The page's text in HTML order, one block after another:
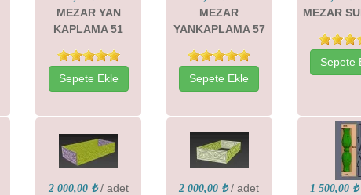
MEZAR YAN
KAPLAMA 51
Sepete Ekle
MEZAR
YANKAPLAMA 57
Sepete Ekle
MEZAR
Sepete
2 000,00 ₺ / adet
2 000,00 ₺ / adet
1 500,00 ₺